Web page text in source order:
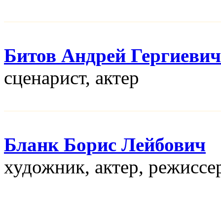
Битов Андрей Гергиевич
сценарист, актер
Бланк Борис Лейбович
художник, актер,